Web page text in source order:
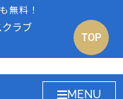
MENU
無料！
ラブ
TOP